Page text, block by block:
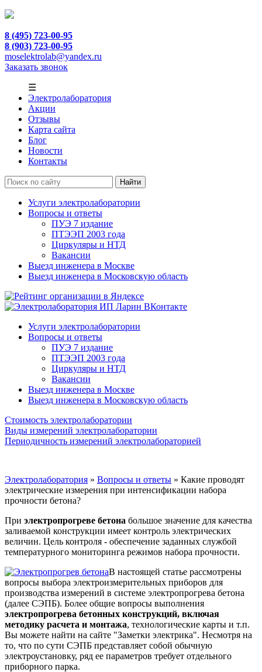
8 (495) 723-00-95
8 (903) 723-00-95
moselektrolab@yandex.ru
Заказать звонок
☰
Электролаборатория
Акции
Отзывы
Карта сайта
Блог
Новости
Контакты
Услуги электролаборатории
Вопросы и ответы
ПУЭ 7 издание
ПТЭЭП 2003 года
Циркуляры и НТД
Вакансии
Выезд инженера в Москве
Выезд инженера в Московскую область
Услуги электролаборатории
Вопросы и ответы
ПУЭ 7 издание
ПТЭЭП 2003 года
Циркуляры и НТД
Вакансии
Выезд инженера в Москве
Выезд инженера в Московскую область
Стоимость электролаборатории
Виды измерений электролаборатории
Периодичность измерений электролабораторией
Электролаборатория » Вопросы и ответы » Какие проводят
электрические измерения при интенсификации набора
прочности бетона?
При электропрогреве бетона большое значение для качества
заливаемой конструкции имеет контроль электрических
величин. Цель контроля - обеспечение заданных службой
температурного мониторинга режимов набора прочности.
В настоящей статье рассмотрены
вопросы выбора электроизмерительных приборов для
производства измерений в системе электропрогрева бетона
(далее СЭПБ). Более общие вопросы выполнения
электропрогрева бетонных конструкций, включая
методику расчета и монтажа, технологические карты и т.п.
Вы можете найти на сайте "Заметки электрика". Несмотря на
то, что по сути СЭПБ представляет собой обычную
электроустановку, ряд ее параметров требует отдельного
приборного парка.